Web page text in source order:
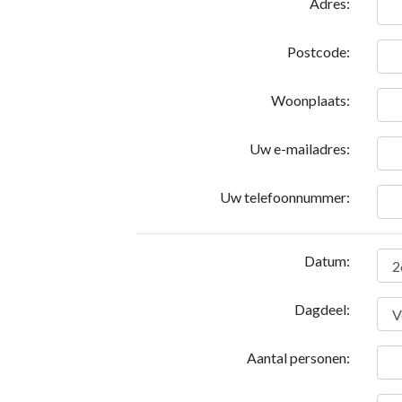
Postcode:
Woonplaats:
Uw e-mailadres:
Uw telefoonnummer:
Datum:
Dagdeel:
Aantal personen: